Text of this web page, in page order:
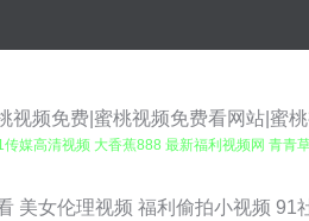
视频免费|蜜桃视频免费看网站|蜜
高清视频 大香蕉888 最新福利视频网 青青
美女伦理视频 福利偷拍小视频 91